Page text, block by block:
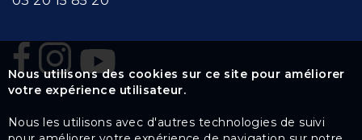
Nous utilisons des cookies sur ce site pour améliorer
votre expérience utilisateur.
Nous les utilisons avec d'autres technologies de suivi